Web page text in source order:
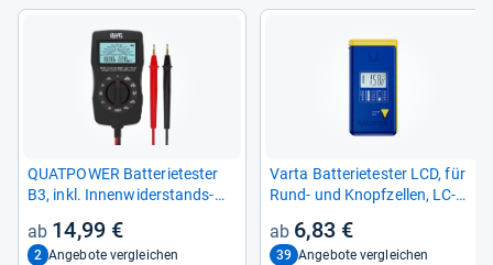
QUAT­POWER Bat­te­rie­tes­ter
B3, inkl. Innen­wi­der­stands­
14,99 €
2 Angebote vergleichen
Varta Bat­te­rie­tes­ter LCD, für
Rund-​ und Knopf­zel­len, LC-​
6,83 €
39 Angebote vergleichen